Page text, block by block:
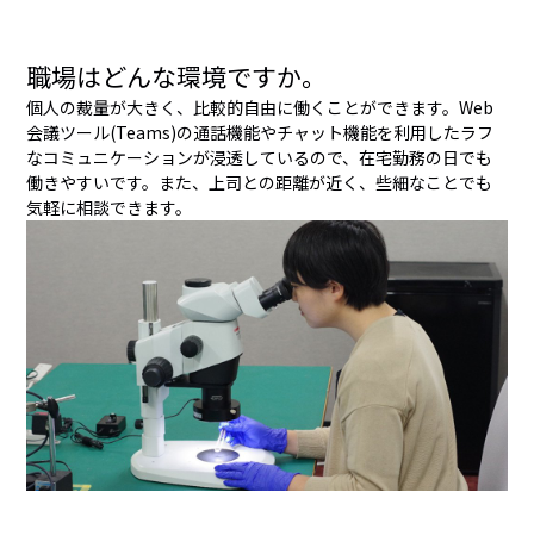
職場はどんな環境ですか。
個人の裁量が大きく、比較的自由に働くことができます。Web
会議ツール(Teams)の通話機能やチャット機能を利用したラフ
なコミュニケーションが浸透しているので、在宅勤務の日でも
働きやすいです。また、上司との距離が近く、些細なことでも
気軽に相談できます。